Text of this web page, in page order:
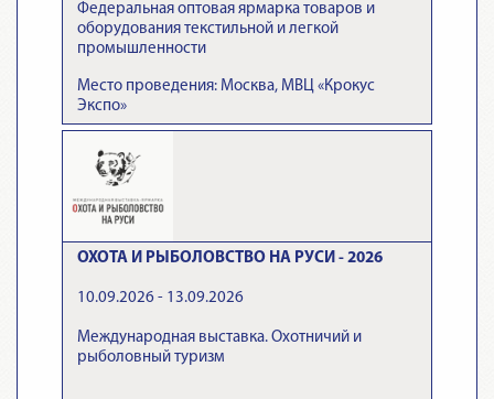
Федеральная оптовая ярмарка товаров и
оборудования текстильной и легкой
промышленности
Место проведения: Москва, МВЦ «Крокус
Экспо»
ОХОТА И РЫБОЛОВСТВО НА РУСИ - 2026
10.09.2026 - 13.09.2026
Международная выставка. Охотничий и
рыболовный туризм